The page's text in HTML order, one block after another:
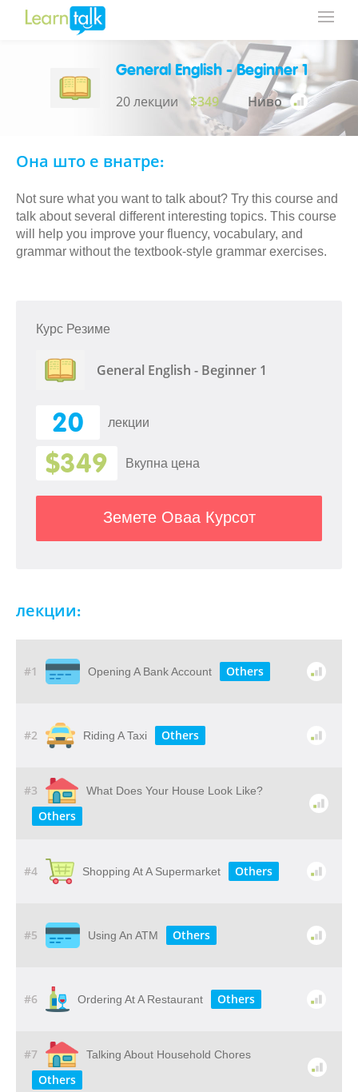
General English - Beginner 1
20 лекции $349 Ниво
Она што е внатре:
Not sure what you want to talk about? Try this course and
talk about several different interesting topics. This course
will help you improve your fluency, vocabulary, and
grammar without the textbook-style grammar exercises.
Курс Резиме
General English - Beginner 1
20 лекции
$349 Вкупна цена
Земете Оваа Курсот
лекции:
#1 Opening A Bank Account Others
#2 Riding A Taxi Others
#3 What Does Your House Look Like?
Others
#4 Shopping At A Supermarket Others
#5 Using An ATM Others
#6 Ordering At A Restaurant Others
#7 Talking About Household Chores
Others